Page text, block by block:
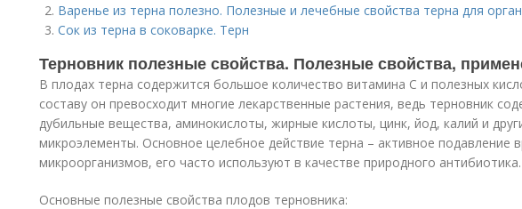
Варенье из терна полезно. Полезные и лечебные свойства терна для
Сок из терна в соковарке. Терн
Терновник полезные свойства. Полезные свойства,
В плодах терна содержится большое количество витамина С и полезных
составу он превосходит многие лекарственные растения, ведь терновник
дубильные вещества, аминокислоты, жирные кислоты, цинк, йод, калий и
микроэлементы. Основное целебное действие терна – активное подавление
микроорганизмов, его часто используют в качестве природного антибиотика.
Основные полезные свойства плодов терновника: